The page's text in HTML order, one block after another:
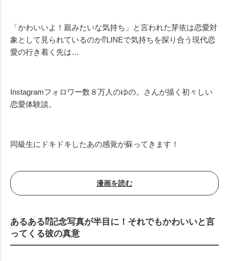
「かわいいよ！親みたいな気持ち」と言われた芽依は恋愛対
象として見られているのか⁉︎LINEで気持ちを探り合う現代恋
愛の行き着く先は…
Instagramフォロワー数８万人のゆの。さんが描く初々しい
恋愛体験談。
同級生にドキドキしたあの感覚が蘇ってきます！
漫画を読む
あるある⁉︎記念写真が半目に！それでもかわいいと言
ってくる彼の真意